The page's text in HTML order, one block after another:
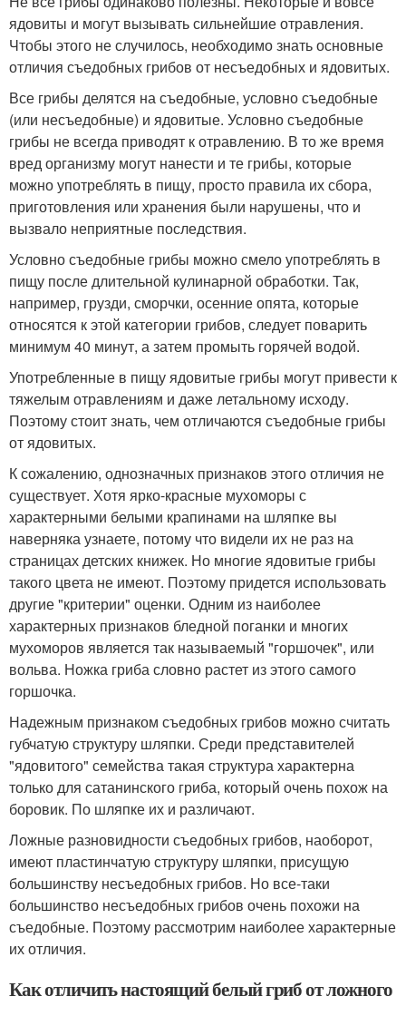
ядовиты и могут вызывать сильнейшие отравления.
Чтобы этого не случилось, необходимо знать основные
отличия съедобных грибов от несъедобных и ядовитых.
Все грибы делятся на съедобные, условно съедобные
(или несъедобные) и ядовитые. Условно съедобные
грибы не всегда приводят к отравлению. В то же время
вред организму могут нанести и те грибы, которые
можно употреблять в пищу, просто правила их сбора,
приготовления или хранения были нарушены, что и
вызвало неприятные последствия.
Условно съедобные грибы можно смело употреблять в
пищу после длительной кулинарной обработки. Так,
например, грузди, сморчки, осенние опята, которые
относятся к этой категории грибов, следует поварить
минимум 40 минут, а затем промыть горячей водой.
Употребленные в пищу ядовитые грибы могут привести к
тяжелым отравлениям и даже летальному исходу.
Поэтому стоит знать, чем отличаются съедобные грибы
от ядовитых.
К сожалению, однозначных признаков этого отличия не
существует. Хотя ярко-красные мухоморы с
характерными белыми крапинами на шляпке вы
наверняка узнаете, потому что видели их не раз на
страницах детских книжек. Но многие ядовитые грибы
такого цвета не имеют. Поэтому придется использовать
другие "критерии" оценки. Одним из наиболее
характерных признаков бледной поганки и многих
мухоморов является так называемый "горшочек", или
вольва. Ножка гриба словно растет из этого самого
горшочка.
Надежным признаком съедобных грибов можно считать
губчатую структуру шляпки. Среди представителей
"ядовитого" семейства такая структура характерна
только для сатанинского гриба, который очень похож на
боровик. По шляпке их и различают.
Ложные разновидности съедобных грибов, наоборот,
имеют пластинчатую структуру шляпки, присущую
большинству несъедобных грибов. Но все-таки
большинство несъедобных грибов очень похожи на
съедобные. Поэтому рассмотрим наиболее характерные
их отличия.
Как отличить настоящий белый гриб от ложного